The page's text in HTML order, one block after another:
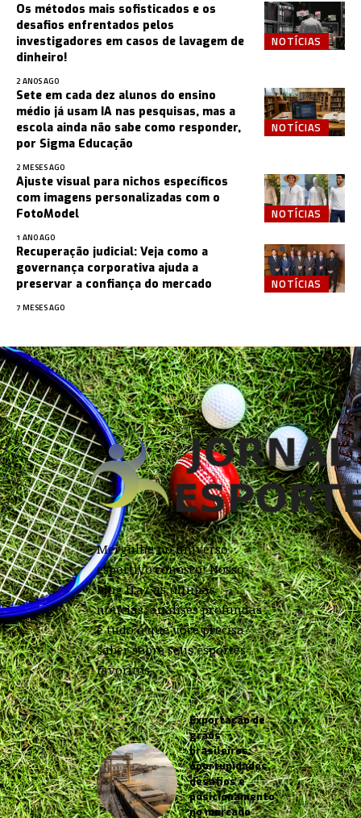
NOTÍCIAS
Os métodos mais sofisticados e os
desafios enfrentados pelos
investigadores em casos de lavagem de
dinheiro!
2 ANOS AGO
NOTÍCIAS
Sete em cada dez alunos do ensino
médio já usam IA nas pesquisas, mas a
escola ainda não sabe como responder,
por Sigma Educação
2 MESES AGO
NOTÍCIAS
Ajuste visual para nichos específicos
com imagens personalizadas com o
FotoModel
1 ANO AGO
NOTÍCIAS
Recuperação judicial: Veja como a
governança corporativa ajuda a
preservar a confiança do mercado
7 MESES AGO
Mergulhe no universo
esportivo conosco! Nosso
blog traz as últimas
notícias, análises profundas
e tudo o que você precisa
saber sobre seus esportes
favoritos.
Exportação de
grãos
brasileiros:
oportunidades,
desafios e
posicionamento
no mercado